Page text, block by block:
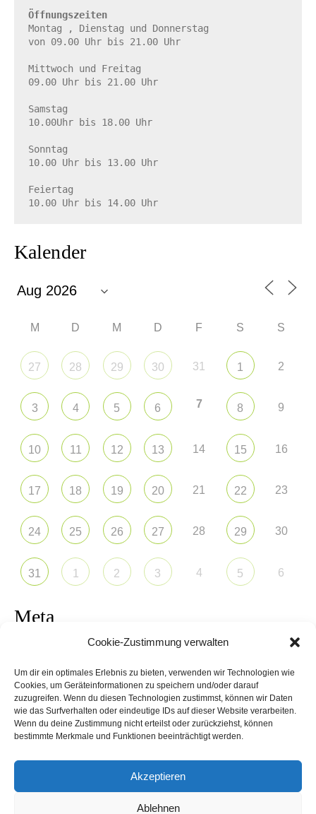
Cookie-Zustimmung verwalten
Um dir ein optimales Erlebnis zu bieten, verwenden wir Technologien wie
Cookies, um Geräteinformationen zu speichern und/oder darauf
zuzugreifen. Wenn du diesen Technologien zustimmst, können wir Daten
wie das Surfverhalten oder eindeutige IDs auf dieser Website verarbeiten.
Wenn du deine Zustimmung nicht erteilst oder zurückziehst, können
bestimmte Merkmale und Funktionen beeinträchtigt werden.
Akzeptieren
Ablehnen
Öffnungszeiten
Montag , Dienstag und Donnerstag
von 09.00 Uhr bis 21.00 Uhr
Mittwoch und Freitag
09.00 Uhr bis 21.00 Uhr
Samstag
10.00Uhr bis 18.00 Uhr
Sonntag
10.00 Uhr bis 13.00 Uhr
Feiertag
10.00 Uhr bis 14.00 Uhr
Kalender
M D M D F S S
27 28 29 30 31 1 2
3 4 5 6 7 8 9
10 11 12 13 14 15 16
17 18 19 20 21 22 23
24 25 26 27 28 29 30
31 1 2 3 4 5 6
Meta
Eintrags-Feed
Kommentar-Feed
WordPress.org